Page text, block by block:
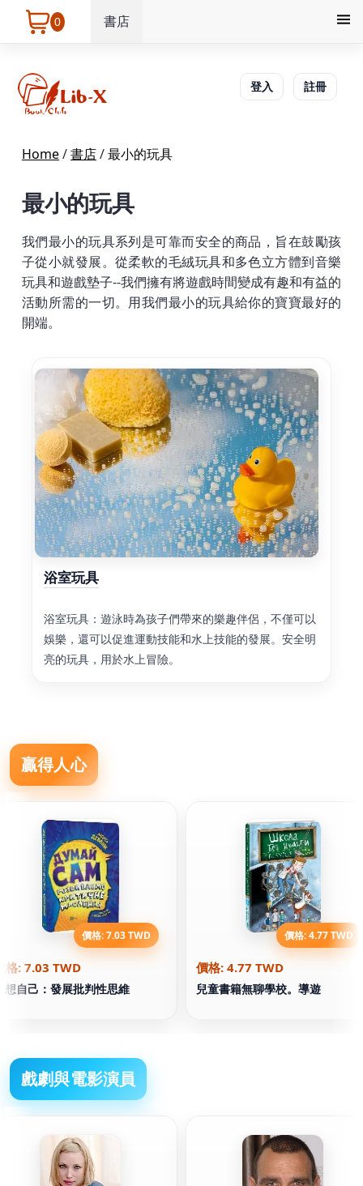
0 書店
登入 註冊
Home/書店/最小的玩具
最小的玩具
我們最小的玩具系列是可靠而安全的商品，旨在鼓勵孩
子從小就發展。從柔軟的毛絨玩具和多色立方體到音樂
玩具和遊戲墊子--我們擁有將遊戲時間變成有趣和有益的
活動所需的一切。用我們最小的玩具給你的寶寶最好的
開端。
浴室玩具
浴室玩具：遊泳時為孩子們帶來的樂趣伴侶，不僅可以
娛樂，還可以促進運動技能和水上技能的發展。安全明
亮的玩具，用於水上冒險。
贏得人心
價格: 7.03 TWD
格: 7.03 TWD
想自己：發展批判性思維
價格: 4.77 TWD
價格: 4.77 TWD
兒童書籍無聊學校。導遊
戲劇與電影演員